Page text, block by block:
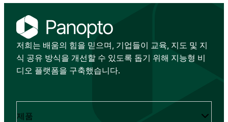
저희는 배움의 힘을 믿으며, 기업들이 교육, 지도 및 지
식 공유 방식을 개선할 수 있도록 돕기 위해 지능형 비
디오 플랫폼을 구축했습니다.
제품